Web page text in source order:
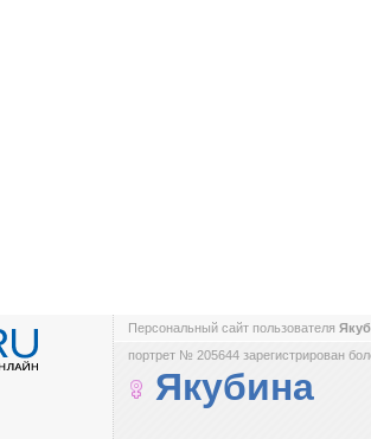
Персональный сайт пользователя
портрет № 205644 зарегистрирован
Якубина